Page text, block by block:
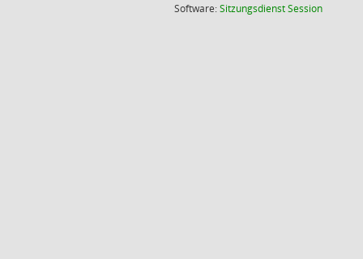
Software:SitzungsdienstSession(Wird in